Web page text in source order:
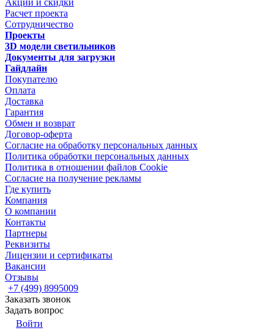
Акции и скидки
Расчет проекта
Сотрудничество
Проекты
3D модели светильников
Документы для загрузки
Гайдлайн
Покупателю
Оплата
Доставка
Гарантия
Обмен и возврат
Договор-оферта
Согласие на обработку персональных данных
Политика обработки персональных данных
Политика в отношении файлов Cookie
Согласие на получение рекламы
Где купить
Компания
О компании
Контакты
Партнеры
Реквизиты
Лицензии и сертификаты
Вакансии
Отзывы
+7 (499) 8995009
Заказать звонок
Задать вопрос
Войти